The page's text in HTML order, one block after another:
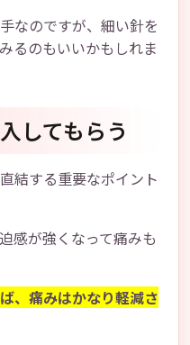
なのですが、細い針を
るのもいいかもしれま
してもらう
結する重要なポイント
感が強くなって痛みも
、痛みはかなり軽減さ